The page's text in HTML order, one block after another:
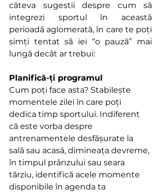
câteva sugestii despre cum să
integrezi sportul în această
perioadă aglomerată, în care te poți
simți tentat să iei “o pauză” mai
lungă decât ar trebui:
Planifică-ți programul
Cum poți face asta? Stabilește
momentele zilei în care poți
dedica timp sportului. Indiferent
că este vorba despre
antrenamentele desfășurate la
sală sau acasă, dimineața devreme,
în timpul prânzului sau seara
târziu, identifică acele momente
disponibile în agenda ta